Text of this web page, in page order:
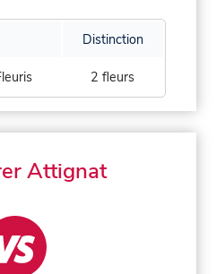
Distinction
2 fleurs
Attignat